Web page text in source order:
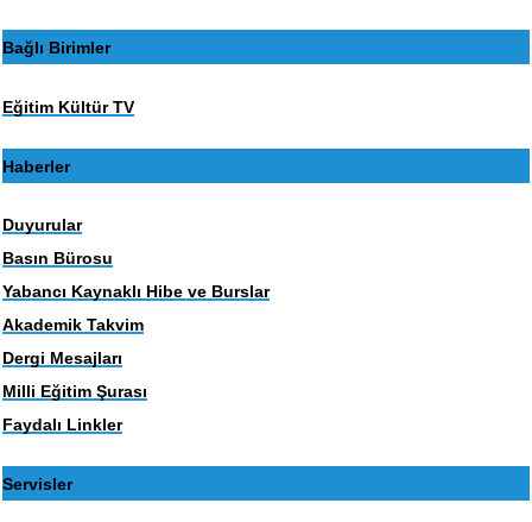
Bağlı Birimler
Eğitim Kültür TV
Haberler
Duyurular
Basın Bürosu
Yabancı Kaynaklı Hibe ve Burslar
Akademik Takvim
Dergi Mesajları
Milli Eğitim Şurası
Faydalı Linkler
Servisler